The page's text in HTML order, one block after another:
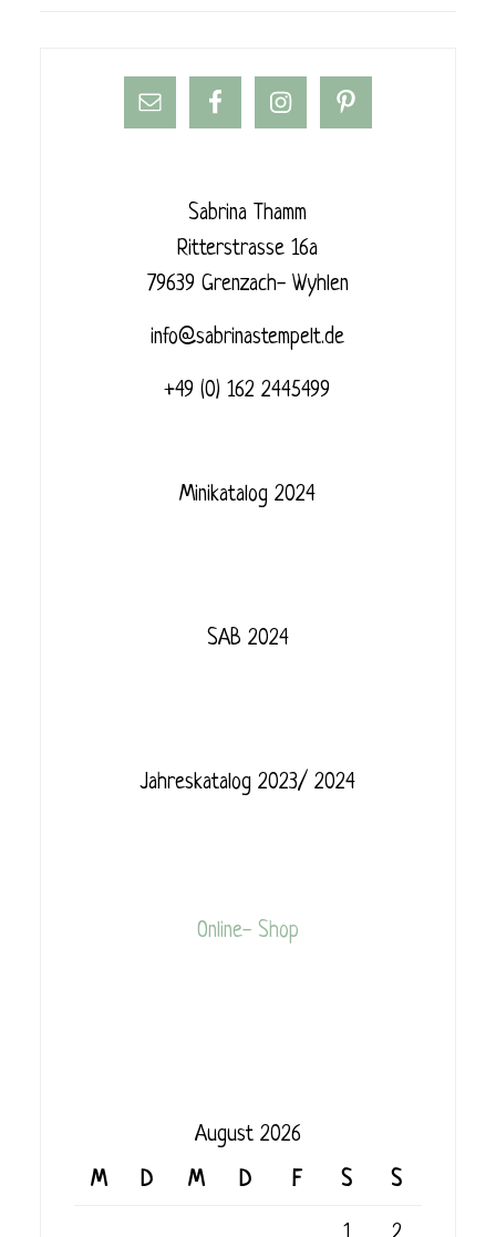
Sabrina Thamm
Ritterstrasse 16a
79639 Grenzach- Wyhlen
info@sabrinastempelt.de
+49 (0) 162 2445499
Minikatalog 2024
SAB 2024
Jahreskatalog 2023/ 2024
Online- Shop
August 2026
M
D M D F S S